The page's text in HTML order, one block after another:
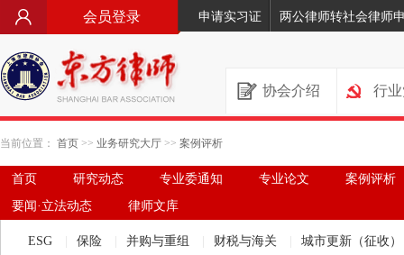
会员登录 申请实习证 两公律师转社会律师
协会介绍 行
当前位置： 首页 >> 业务研究大厅 >> 案例评析
首页 研究动态 专业委通知 专业论文
案例评析
要闻·立法动态
律师文库
ESG 保险 并购与重组 财税与海关
城市更新（征收